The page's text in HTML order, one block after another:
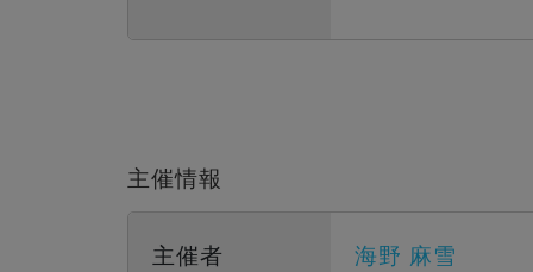
主催情報
主催者 海野 麻雪